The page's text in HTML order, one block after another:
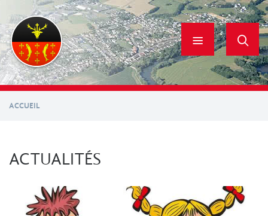
contenu
principal
ACCUEIL
ACTUALITÉS